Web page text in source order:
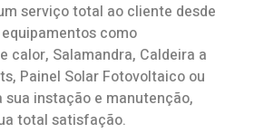
serviço total ao cliente desde
como
calor, Salamandra, Caldeira a
Painel Solar Fotovoltaico ou
sua instação e manutenção,
total satisfação.